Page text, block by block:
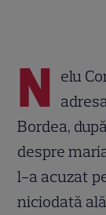
N elu
Bordea,
despre
l-a acuzat
niciodată